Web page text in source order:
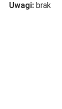
Uwagi: brak